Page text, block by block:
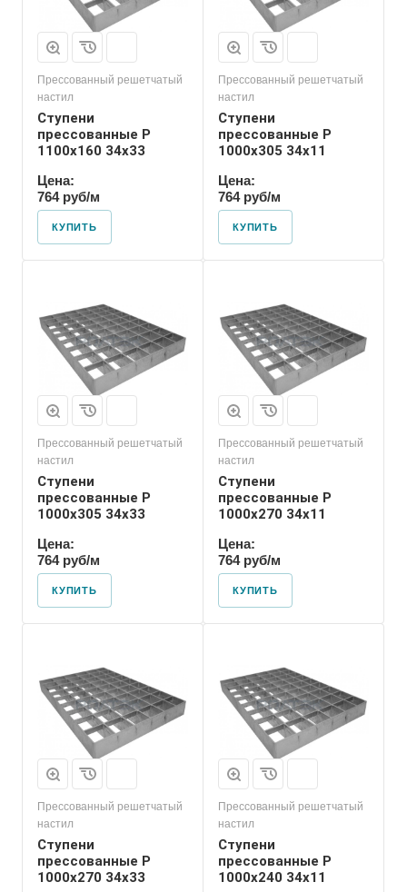
Прессованный решетчатый
настил
Ступени
прессованные P
1100х160 34х33
Цена:
764 руб/м
КУПИТЬ
Прессованный решетчатый
настил
Ступени
прессованные P
1000х305 34х11
Цена:
764 руб/м
КУПИТЬ
Прессованный решетчатый
настил
Ступени
прессованные P
1000х305 34х33
Цена:
764 руб/м
КУПИТЬ
Прессованный решетчатый
настил
Ступени
прессованные P
1000х270 34х11
Цена:
764 руб/м
КУПИТЬ
Прессованный решетчатый
настил
Ступени
прессованные P
1000х270 34х33
Прессованный решетчатый
настил
Ступени
прессованные P
1000х240 34х11